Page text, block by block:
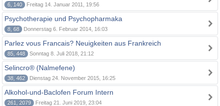
6, 140 Freitag 14. Januar 2011, 19:56
Psychotherapie und Psychopharmaka
8, 68 Donnerstag 6. Februar 2014, 16:03
Parlez vous Francais? Neuigkeiten aus Frankreich
85, 448 Sonntag 8. Juli 2018, 21:12
Selincro® (Nalmefene)
38, 462 Dienstag 24. November 2015, 16:25
Alkohol-und-Baclofen Forum Intern
261, 2079 Freitag 21. Juni 2019, 23:04